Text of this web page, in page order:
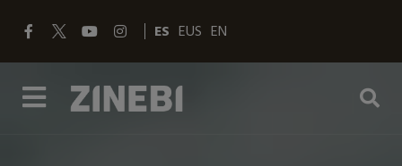
ES EUS EN